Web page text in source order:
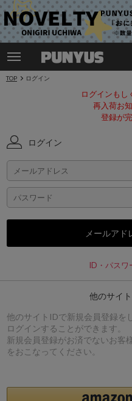
TOP ログイン
ログインもし
再入荷お
登録が
ログイン
ID・パスワ
他のサイ
他のサイトIDで新規会員登録を
ログインすることができます。
新規会員登録がお済でないお客
をおこなってください。